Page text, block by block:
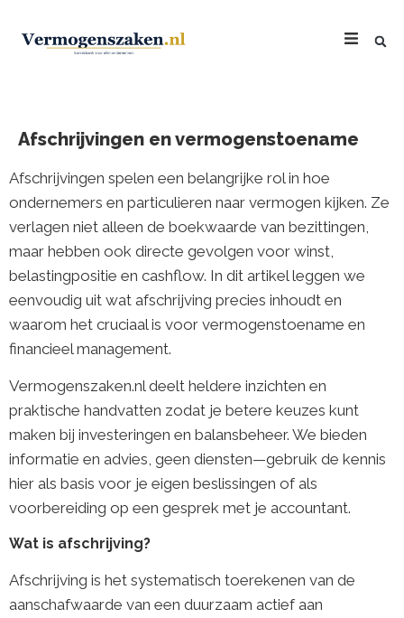
Afschrijvingen en vermogenstoename
Afschrijvingen spelen een belangrijke rol in hoe
ondernemers en particulieren naar vermogen kijken. Ze
verlagen niet alleen de boekwaarde van bezittingen,
maar hebben ook directe gevolgen voor winst,
belastingpositie en cashflow. In dit artikel leggen we
eenvoudig uit wat afschrijving precies inhoudt en
waarom het cruciaal is voor vermogenstoename en
financieel management.
Vermogenszaken.nl deelt heldere inzichten en
praktische handvatten zodat je betere keuzes kunt
maken bij investeringen en balansbeheer. We bieden
informatie en advies, geen diensten—gebruik de kennis
hier als basis voor je eigen beslissingen of als
voorbereiding op een gesprek met je accountant.
Wat is afschrijving?
Afschrijving is het systematisch toerekenen van de
aanschafwaarde van een duurzaam actief aan